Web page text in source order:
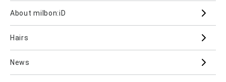
Aujua milbon
PJOLI
About milbon:iD
Hairs
News